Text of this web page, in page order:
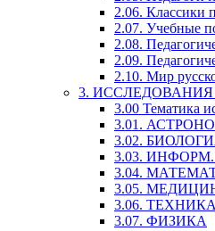
2.06. Классики
2.07. Учебные
2.08.
2.09.
2.10. Мир
3.
3.00 Тематика
3.01.
3.02.
3.03.
3.04.
3.05.
3.06. ТЕХНИКА
3.07. ФИЗИКА